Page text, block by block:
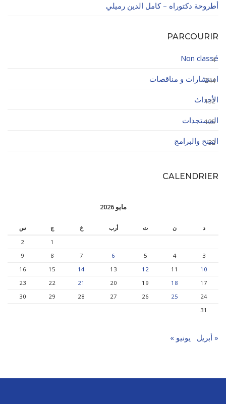
أطروحة دكتوراه – كامل الدين رميلي
PARCOURIR
Non classé
4
استشارات و مناقصات
244
الأحداث
132
المستجدات
125
المنح والبرامج
32
CALENDRIER
مايو 2026
د ن ث أرب خ ج
س
1
2
3
4
5
6
7
8
9
10
11
12
13
14
15
16
17
18
19
20
21
22
23
24
25
26
27
28
29
30
31
« أبريل يونيو »